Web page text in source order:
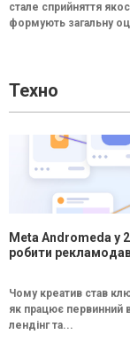
стале сприйняття
формують загальну
Техно
Meta Andromeda у
робити
Чому креатив став
як працює первинний
лендінг та...